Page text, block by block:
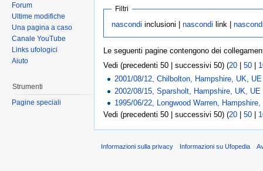
Filtri
nascondi inclusioni | nascondi link |
Le seguenti pagine contengono dei
Vedi (precedenti 50 | successivi 50) (20 50
2001/08/12, Chilbolton, Hampshire, UK, UE
2002/08/15, Sparsholt, Hampshire, UK, UE
1995/06/22, Longwood Warren,
Vedi (precedenti 50 | successivi 50) (20 50
Forum
Ultime modifiche
Una pagina a caso
Canale YouTube
Links ufologici
Aiuto
Strumenti
Pagine speciali
Informazioni sulla privacy Informazioni su Ufopedia